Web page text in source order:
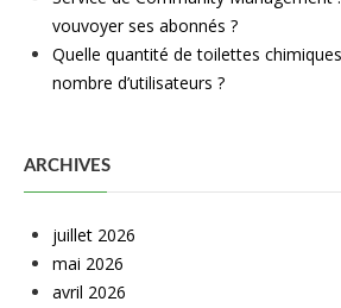
vouvoyer ses abonnés ?
Quelle quantité de toilettes
nombre d’utilisateurs ?
ARCHIVES
juillet 2026
mai 2026
avril 2026